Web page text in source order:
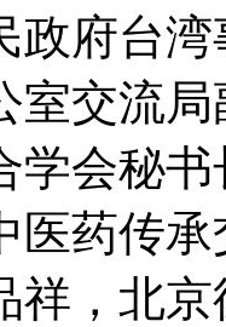
政府台
室交流
学会秘
医药传
祥，北